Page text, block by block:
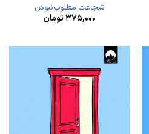
شجاعت مطلوب‌نبودن
۳۷۵,۰۰۰تومان